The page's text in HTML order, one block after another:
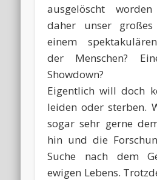
ausgelöscht
daher unser
einem
der Menschen?
Showdown?
Eigentlich will doch
leiden oder sterben.
sogar sehr gerne
hin und die
Suche nach dem
ewigen Lebens.